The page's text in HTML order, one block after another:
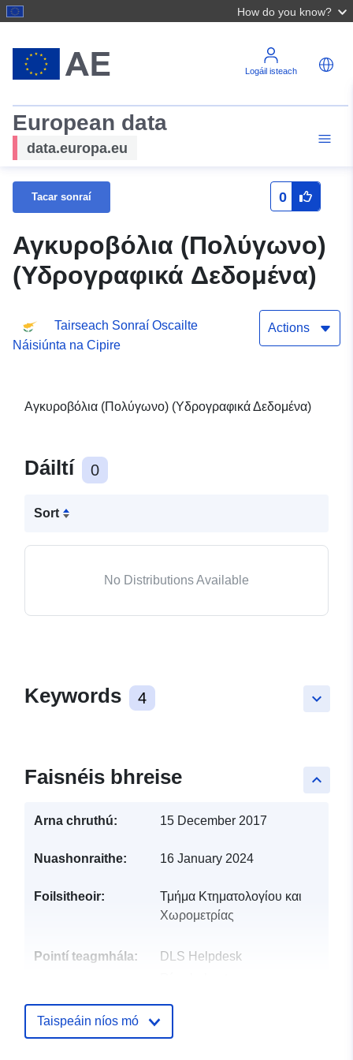
How do you know?
Logáil isteach
European data
data.europa.eu
Tacar sonraí 0
Αγκυροβόλια (Πολύγωνο)
(Υδρογραφικά Δεδομένα)
Tairseach Sonraí Oscailte
Náisiúnta na Cipire
Actions
Αγκυροβόλια (Πολύγωνο) (Υδρογραφικά Δεδομένα)
Dáiltí 0
Sort
No Distributions Available
keyboard_arrow_down
Keywords 4
keyboard_arrow_up
Faisnéis bhreise
Arna chruthú: 15 December 2017
Nuashonraithe: 16 January 2024
Foilsitheoir:
Τμήμα Κτηματολογίου και
Χωρομετρίας
Pointí teagmhála:
DLS Helpdesk
Taifead Catalóige: Curtha le data.europa.eu:
Taispeáin níos mó